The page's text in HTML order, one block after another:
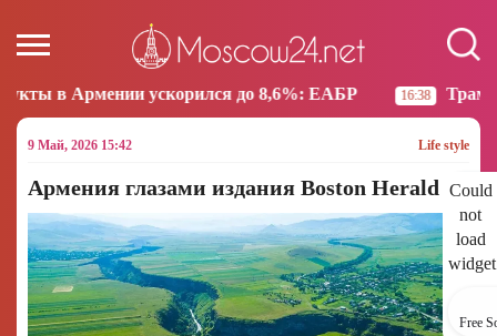
до 8,6%: ЕАБР 16:38 Трамп: США больше не
9 Май, 2026 15:42 Life style
Could
not
load
Free
Армения глазами издания Boston Herald